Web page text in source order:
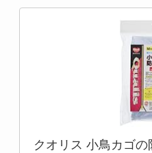
クオリス 小鳥カゴ